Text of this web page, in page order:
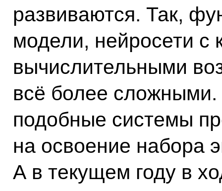
развиваются. Так,
модели, нейросети с
вычислительными
всё более
подобные системы
на освоение набора
А в текущем году в